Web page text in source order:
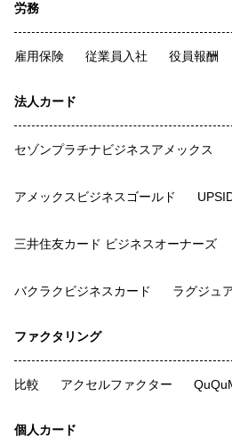
労務
雇用保険 従業員入社 役員報酬
法人カード
セゾンプラチナビジネスアメックス
アメックスビジネスゴールド
三井住友カード ビジネスオーナーズ
バクラクビジネスカード ラグジュ
ファクタリング
比較 アクセルファクター
個人カード